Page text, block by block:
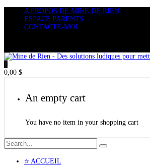
A PROPOS DE MINE DE RIEN
ESPACE PARENTS
CONTACTE-MOI
0,00 $
An empty cart
You have no item in your shopping cart
⭐ ACCUEIL